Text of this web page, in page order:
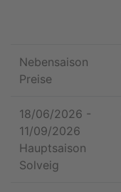
Nebensaison
Preise
18/06/2026 -
11/09/2026
Hauptsaison
Solveig